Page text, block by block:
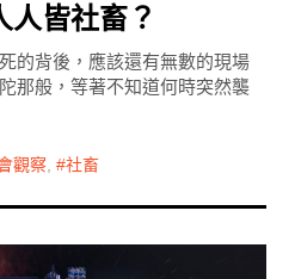
人皆社畜？
的背後，應該還有無數的現場
那般，等著不知道何時突然襲
觀察 , 社畜